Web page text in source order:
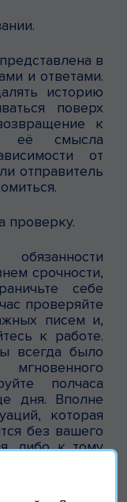
в
и ответами.
историю
поверх
к
её смысла
от
отправитель
проверку.
срочности,
себе
проверяйте
писем и,
к работе.
всегда было
мгновенного
полчаса
дня. Вполне
которая
без вашего
либо к тому
что приведет